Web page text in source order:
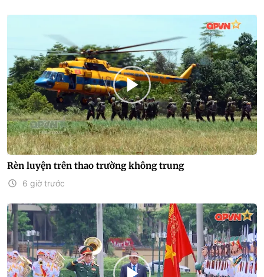
Rèn luyện trên thao trường không trung
6 giờ trước